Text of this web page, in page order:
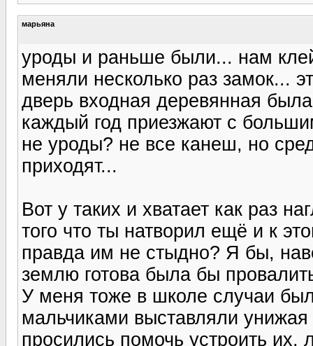
марьяна
уроды и раньше были... нам
меняли несколько раз замок...
дверь входная деревянная
каждый год приезжают с
не уроды? не все канеш, но
приходят...
Вот у таких и хватает как раз
того что ты натворил ещё и к
правда им не стыдно? Я бы,
землю готова была бы
У меня тоже в школе случаи
мальчиками выставляли
просились помочь устроить их,